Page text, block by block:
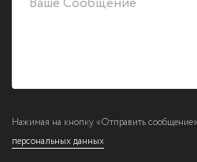
Нажимая на кнопку «Отправить
персональных данных